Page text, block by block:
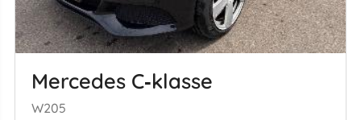
Mercedes C‑klasse
W205